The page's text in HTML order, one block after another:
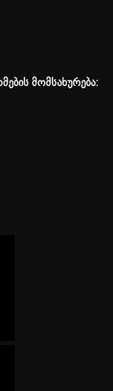
მომსახურება: